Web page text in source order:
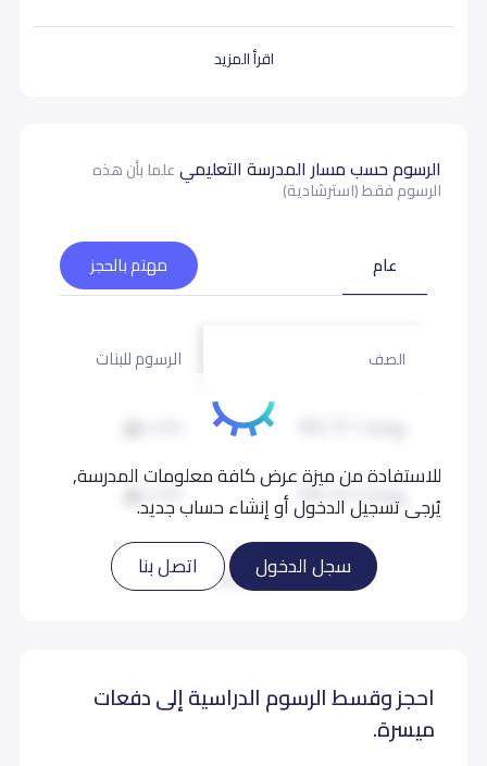
اقرأ المزيد
الرسوم حسب مسار المدرسة التعليميعلما بأن هذه
الرسوم فقط (استرشادية)
للاستفادة من ميزة عرض كافة معلومات المدرسة,
يُرجى تسجيل الدخول أو إنشاء حساب جديد.
سجل الدخول
اتصل بنا
عام مهتم بالحجز
اقرأ المزيد
الصف الرسوم للبنات
روضة 2 (KG 2) 4,500
تمهيدي (KG 3) 4,500
ثاني إبتدائي (Grade 2) 5,000
احجز وقسط الرسوم الدراسية إلى دفعات
ميسرة.